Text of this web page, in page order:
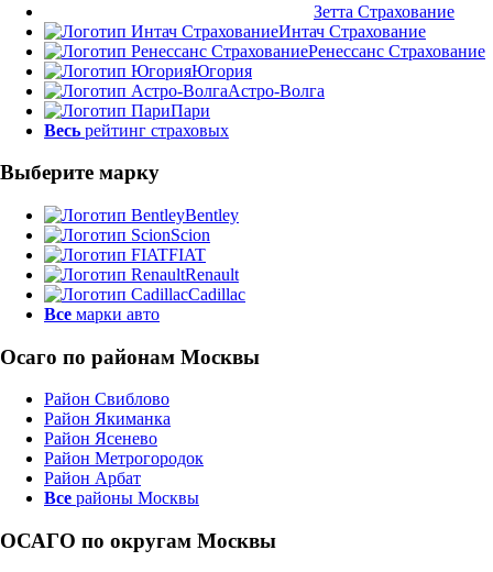
Зетта Страхование
Интач Страхование
Ренессанс Страхование
Югория
Астро-Волга
Пари
Весь рейтинг страховых
Выберите марку
Bentley
Scion
FIAT
Renault
Cadillac
Все марки авто
Осаго по районам Москвы
Район Свиблово
Район Якиманка
Район Ясенево
Район Метрогородок
Район Арбат
Все районы Москвы
ОСАГО по округам Москвы